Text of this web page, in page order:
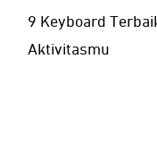
9 Keyboard
Aktivitasmu